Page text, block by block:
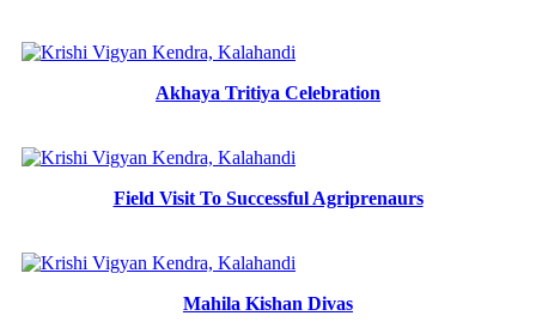
Akhaya Tritiya Celebration
Field Visit To Successful Agriprenaurs
Mahila Kishan Divas